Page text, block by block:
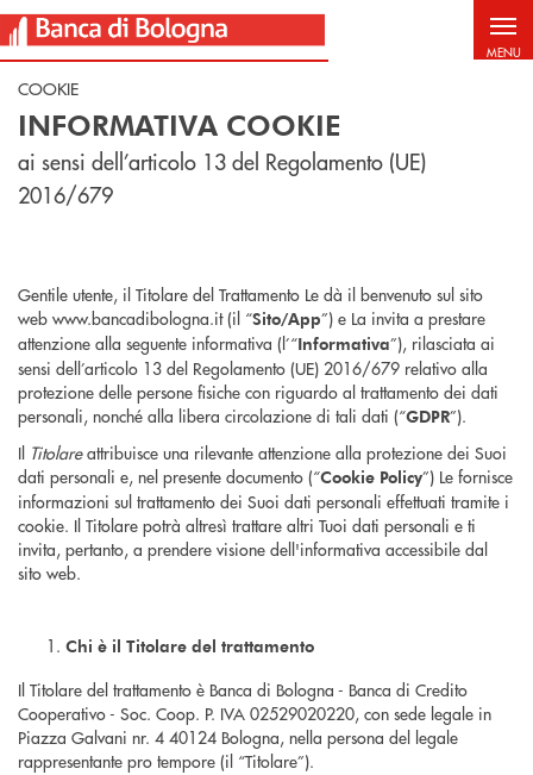
Salta al contenuto principale
MENU
COOKIE
INFORMATIVA COOKIE
ai sensi dell’articolo 13 del Regolamento (UE)
2016/679
Gentile utente, il Titolare del Trattamento Le dà il benvenuto sul sito
web www.bancadibologna.it (il “Sito/App”) e La invita a prestare
attenzione alla seguente informativa (l’“Informativa”), rilasciata ai
sensi dell’articolo 13 del Regolamento (UE) 2016/679 relativo alla
protezione delle persone fisiche con riguardo al trattamento dei dati
personali, nonché alla libera circolazione di tali dati (“GDPR”).
Il Titolareattribuisce una rilevante attenzione alla protezione dei Suoi
dati personali e, nel presente documento (“Cookie Policy”) Le fornisce
informazioni sul trattamento dei Suoi dati personali effettuati tramite i
cookie. Il Titolare potrà altresì trattare altri Tuoi dati personali e ti
invita, pertanto, a prendere visione dell'informativa accessibile dal
sito web.
Chi è il Titolare del trattamento
Il Titolare del trattamento è Banca di Bologna - Banca di Credito
Cooperativo - Soc. Coop. P. IVA 02529020220, con sede legale in
Piazza Galvani nr. 4 40124 Bologna, nella persona del legale
rappresentante pro tempore (il “Titolare”).